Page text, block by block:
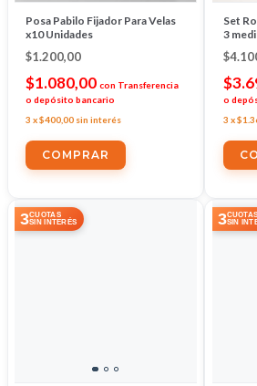
Posa Pabilo Fijador Para Velas
x10 Unidades
$1.200,00
$1.080,00 con Transferencia
o depósito bancario
3 x$400,00 sin interés
Set
3
o
3 x
3CUOTAS
SIN INTERÉS
3CUOTAS
SIN